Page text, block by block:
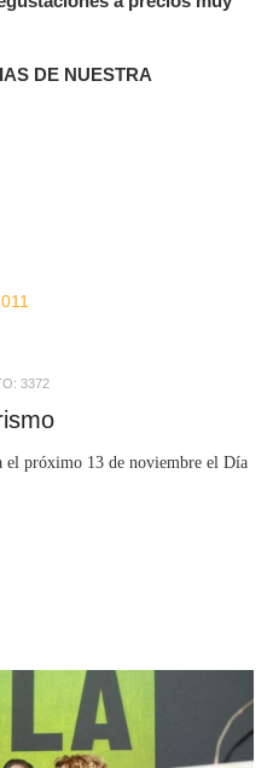
DE NUESTRA
3372
el próximo 13 de noviembre el Día